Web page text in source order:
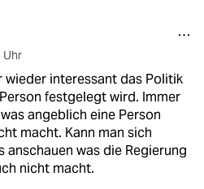
Uhr
wieder interessant das Politik
festgelegt wird. Immer
angeblich eine Person
macht. Kann man sich
anschauen was die Regierung
nicht macht.